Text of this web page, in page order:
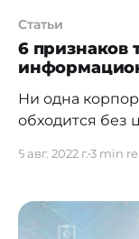
Статьи
6 признаков
Ни одна
обходится без
5 авг. 2022 г.3 min